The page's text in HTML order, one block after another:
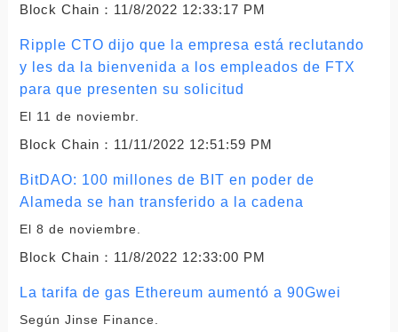
Block Chain： 11/8/2022 12:33:17 PM
Ripple CTO dijo que la empresa está reclutando
y les da la bienvenida a los empleados de FTX
para que presenten su solicitud
El 11 de noviembr.
Block Chain： 11/11/2022 12:51:59 PM
BitDAO: 100 millones de BIT en poder de
Alameda se han transferido a la cadena
El 8 de noviembre.
Block Chain： 11/8/2022 12:33:00 PM
La tarifa de gas Ethereum aumentó a 90Gwei
Según Jinse Finance.